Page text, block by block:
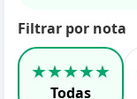
Filtrar por nota
★★★★★
Todas